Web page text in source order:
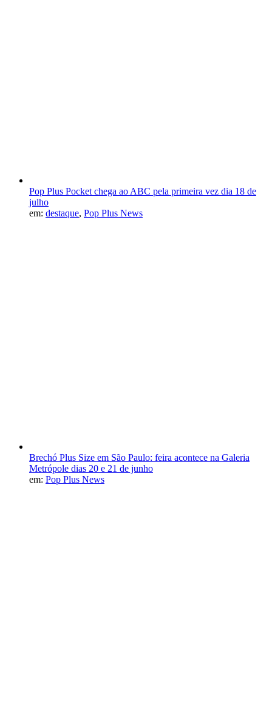
Pop Plus Pocket chega ao ABC pela primeira vez dia 18 de
julho
em: destaque, Pop Plus News
Brechó Plus Size em São Paulo: feira acontece na Galeria
Metrópole dias 20 e 21 de junho
em: Pop Plus News